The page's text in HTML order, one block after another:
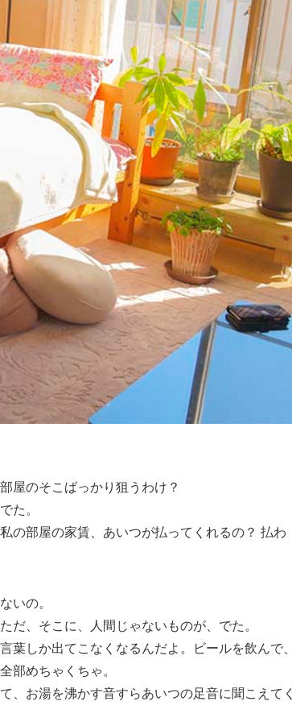
屋のそこばっかり狙うわけ？
た。
の部屋の家賃、あいつが払ってくれるの？ 払わ
いの。
、そこに、人間じゃないものが、でた。
しか出てこなくなるんだよ。ビールを飲んで、
部めちゃくちゃ。
、お湯を沸かす音すらあいつの足音に聞こえてく